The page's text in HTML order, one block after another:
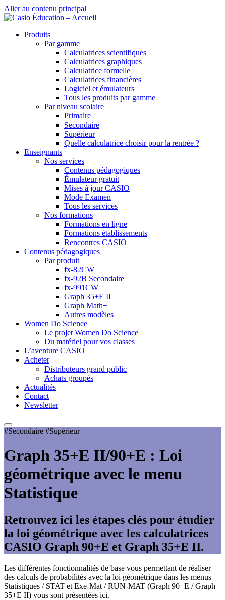
Aller au contenu principal
Produits
Par gamme
Calculatrices scientifiques
Calculatrices graphiques
Calculatrice formelle
Calculatrices financières
Logiciel et émulateurs
Tous les produits par gamme
Par niveau scolaire
Primaire
Secondaire
Supérieur
Quelle calculatrice choisir pour la rentrée ?
Enseignants
Nos services
Contenus pédagogiques
Émulateur gratuit
Mises à jour CASIO
Mode Examen
Tous les services
Nos formations
Formations en ligne
Formations établissements
Rencontres CASIO
Contenus pédagogiques
Par produit
fx-82CW
fx-92B Secondaire
fx-991CW
Graph 35+E II
Graph Math+
Autres modèles
Women Do Science
Le projet Women Do Science
Du matériel pour vos classes
L’aventure CASIO
Acheter
Distributeurs grand public
Achats groupés
Actualités
Contact
Newsletter
#Secondaire #Supérieur
Graph 35+E II/90+E : Loi
géométrique avec le menu
Statistique
Retrouvez ici les étapes clés pour étudier
la loi géométrique avec les calculatrices
CASIO Graph 90+E et Graph 35+E II.
Les différentes fonctionnalités de base vous permettant de réaliser
des calculs de probabilités avec la loi géométrique dans les menus
Statistiques / STAT et Exe-Mat / RUN-MAT (Graph 90+E / Graph
35+E II) vous sont présentées ici.